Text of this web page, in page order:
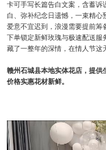
卡可手写长篇告白文案，含蓄诉
白、弥补纪念日遗憾，一束精心
爱意不宜迟到，浪漫需要提前筹
下单锁定新鲜玫瑰与极速配送服
藏了一整年的深情，在情人节这
赣州石城县本地实体花店，提供
价格实惠花材新鲜。